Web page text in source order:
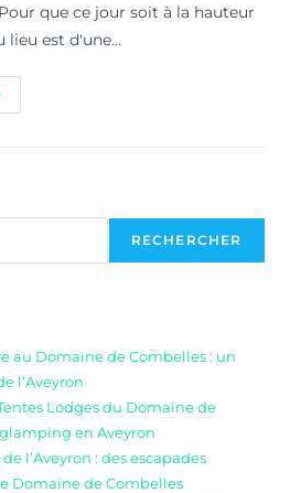
que ce jour soit à la hauteur
lieu est d'une…
RECHERCHER
au Domaine de Combelles : un
l’Aveyron
Lodges du Domaine de
en Aveyron
l’Aveyron : des escapades
Domaine de Combelles